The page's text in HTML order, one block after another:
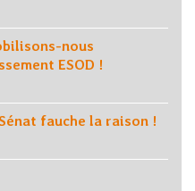
nous
ESOD !
fauche la raison !